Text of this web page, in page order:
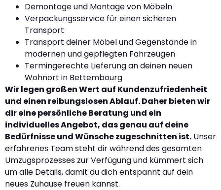
Demontage und Montage von Möbeln
Verpackungsservice für einen sicheren
Transport
Transport deiner Möbel und Gegenstände in
modernen und gepflegten Fahrzeugen
Termingerechte Lieferung an deinen neuen
Wohnort in Bettembourg
Wir legen großen Wert auf Kundenzufriedenheit
und einen reibungslosen Ablauf. Daher bieten wir
dir eine persönliche Beratung und ein
individuelles Angebot, das genau auf deine
Bedürfnisse und Wünsche zugeschnitten ist. Unser
erfahrenes Team steht dir während des gesamten
Umzugsprozesses zur Verfügung und kümmert sich
um alle Details, damit du dich entspannt auf dein
neues Zuhause freuen kannst.